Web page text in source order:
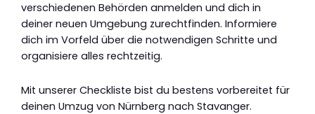
verschiedenen Behörden anmelden und dich in
deiner neuen Umgebung zurechtfinden. Informiere
dich im Vorfeld über die notwendigen Schritte und
organisiere alles rechtzeitig.
Mit unserer Checkliste bist du bestens vorbereitet für
deinen Umzug von Nürnberg nach Stavanger.